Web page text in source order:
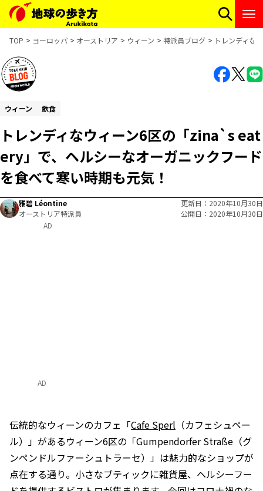
TOP ヨーロッパ オーストリア ウィーン 特派員ブログ トレンディな
ウィーン 飲食
トレンディなウィーン6区の「zina`s eat
ery」で、ヘルシーなオーガニックフード
を食べて寒い時期も元気！
雅碧 Léontine
オーストリア特派員
更新日
2020年10月30日
公開日
2020年10月30日
AD
伝統的なウィーンのカフェ「Cafe Sperl （カフェシュペー
ル）」があるウィーン6区の「Gumpendorfer Straße（グ
ンペンドルファーシュトラーセ）」は魅力的なショップが
点在する通り。小さなブティックに雑貨屋、ヘルシーフー
AD